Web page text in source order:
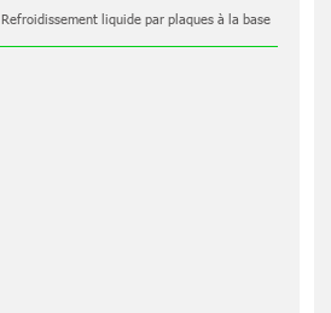
Refroidissement liquide par plaques à la base